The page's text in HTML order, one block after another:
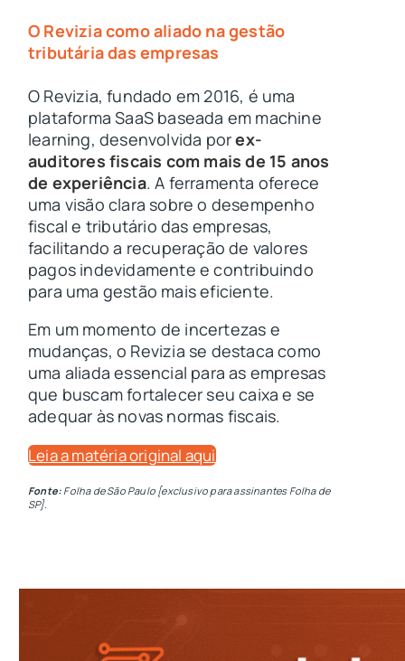
O Revizia como aliado na gestão
tributária das empresas
O Revizia, fundado em 2016, é uma
plataforma SaaS baseada em machine
learning, desenvolvida porex-
auditores fiscais com mais de 15 anos
de experiência. A ferramenta oferece
uma visão clara sobre o desempenho
fiscal e tributário das empresas,
facilitando a recuperação de valores
pagos indevidamente e contribuindo
para uma gestão mais eficiente.
Em um momento de incertezas e
mudanças, o Revizia se destaca como
uma aliada essencial para as empresas
que buscam fortalecer seu caixa e se
adequar às novas normas fiscais.
Leia a matéria original aqui
Fonte:Folha de São Paulo [exclusivo para assinantes Folha de
SP].